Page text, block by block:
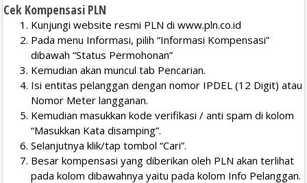
Cek Kompensasi PLN
Kunjungi website resmi PLN di www.pln.co.id
Pada menu Informasi, pilih “Informasi Kompensasi”
dibawah “Status Permohonan”
Kemudian akan muncul tab Pencarian.
Isi entitas pelanggan dengan nomor IPDEL (12 Digit) atau
Nomor Meter langganan.
Kemudian masukkan kode verifikasi / anti spam di kolom
“Masukkan Kata disamping”.
Selanjutnya klik/tap tombol “Cari”.
Besar kompensasi yang diberikan oleh PLN akan terlihat
pada kolom dibawahnya yaitu pada kolom Info Pelanggan.